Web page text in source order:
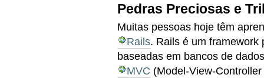
Pedras Preciosas e
Muitas pessoas hoje têm
Rails. Rails é um framework
baseadas em bancos de
MVC (Model-View-